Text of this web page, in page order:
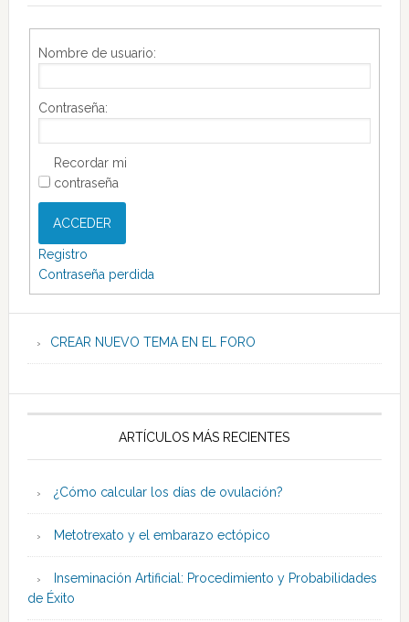
Nombre de usuario:
Contraseña:
Recordar mi
contraseña
ACCEDER
Registro
Contraseña perdida
CREAR NUEVO TEMA EN EL FORO
ARTÍCULOS MÁS RECIENTES
¿Cómo calcular los días de ovulación?
Metotrexato y el embarazo ectópico
Inseminación Artificial: Procedimiento y Probabilidades
de Éxito